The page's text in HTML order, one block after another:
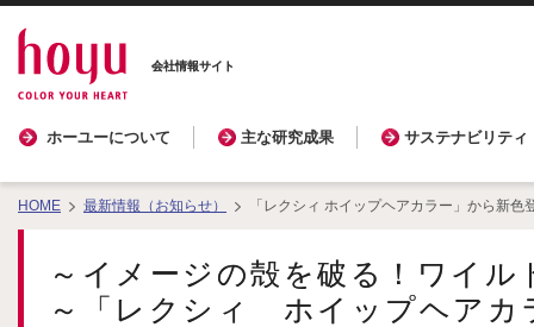
会社情報サイト
ホーユーについて 主な研究成果 サステナビリティ
HOME 最新情報（お知らせ） 「レクシィ ホイップヘアカラー」から新色
～イメージの殻を破る！ワイ
～「レクシィ ホイップヘアカ